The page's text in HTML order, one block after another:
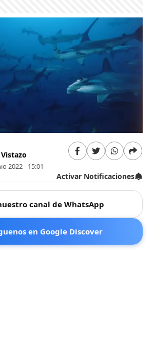
2022 - 15:01
Activar Notificaciones
canal de WhatsApp
en Google Discover